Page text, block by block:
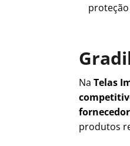
NaTelas
produtos